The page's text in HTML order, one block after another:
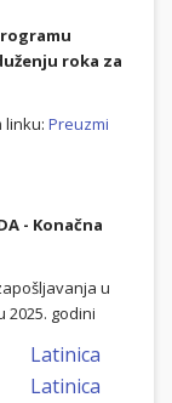
roka za
linku: Preuzmi
- Konačna
u
2025. godini
Latinica
Latinica